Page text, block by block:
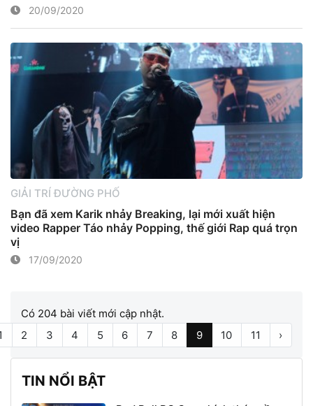
20/09/2020
GIẢI TRÍ ĐƯỜNG PHỐ
Bạn đã xem Karik nhảy Breaking, lại mới xuất hiện
video Rapper Táo nhảy Popping, thế giới Rap quá trọn
vị
17/09/2020
Có 204 bài viết mới cập nhật.
2 3 4 5 6 7 8 9 10 11 ›
TIN NỔI BẬT